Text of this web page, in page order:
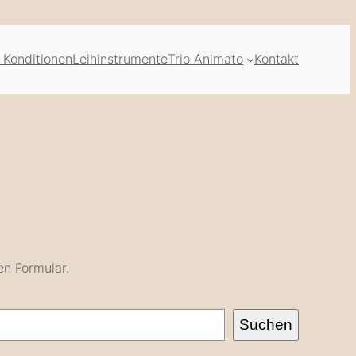
LeihinstrumenteTrio Animato Kontakt
Formular.
Suchen